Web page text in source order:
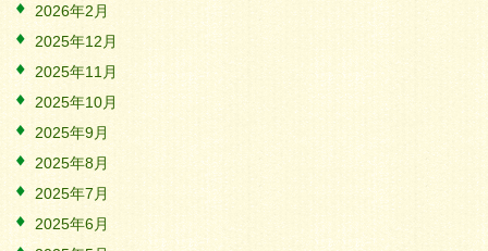
2026年2月
2025年12月
2025年11月
2025年10月
2025年9月
2025年8月
2025年7月
2025年6月